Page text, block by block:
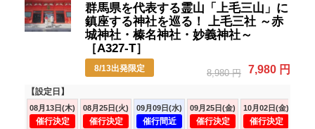
群馬県を代表する霊山「上毛三山」に
鎮座する神社を巡る！ 上毛三社 ～赤
城神社・榛名神社・妙義神社～
［A327-T］
8/13出発限定 8,980 円 7,980 円
【設定日】
08月13日(木)
催行決定
08月25日(火)
催行決定
09月09日(水)
催行間近
09月25日(金)
催行決定
10月02日(金)
催行決定